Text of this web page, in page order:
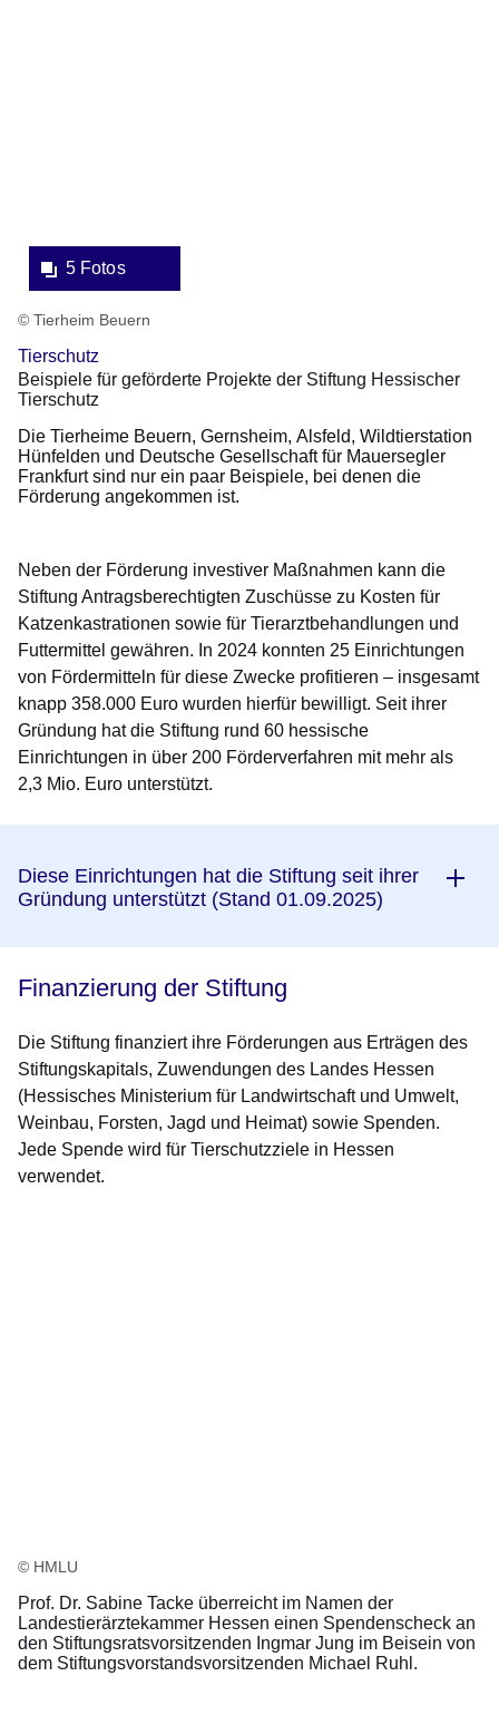
5 Fotos
© Tierheim Beuern
Tierschutz
Beispiele für geförderte Projekte der Stiftung Hessischer
Tierschutz
Die Tierheime Beuern, Gernsheim, Alsfeld, Wildtierstation
Hünfelden und Deutsche Gesellschaft für Mauersegler
Frankfurt sind nur ein paar Beispiele, bei denen die
Förderung angekommen ist.
Neben der Förderung investiver Maßnahmen kann die
Stiftung Antragsberechtigten Zuschüsse zu Kosten für
Katzenkastrationen sowie für Tierarztbehandlungen und
Futtermittel gewähren. In 2024 konnten 25 Einrichtungen
von Fördermitteln für diese Zwecke profitieren – insgesamt
knapp 358.000 Euro wurden hierfür bewilligt. Seit ihrer
Gründung hat die Stiftung rund 60 hessische
Einrichtungen in über 200 Förderverfahren mit mehr als
2,3 Mio. Euro unterstützt.
Diese Einrichtungen hat die Stiftung seit ihrer
Gründung unterstützt (Stand 01.09.2025)
Finanzierung der Stiftung
Die Stiftung finanziert ihre Förderungen aus Erträgen des
Stiftungskapitals, Zuwendungen des Landes Hessen
(Hessisches Ministerium für Landwirtschaft und Umwelt,
Weinbau, Forsten, Jagd und Heimat) sowie Spenden.
Jede Spende wird für Tierschutzziele in Hessen
verwendet.
© HMLU
Prof. Dr. Sabine Tacke überreicht im Namen der
Landestierärztekammer Hessen einen Spendenscheck an
den Stiftungsratsvorsitzenden Ingmar Jung im Beisein von
dem Stiftungsvorstandsvorsitzenden Michael Ruhl.